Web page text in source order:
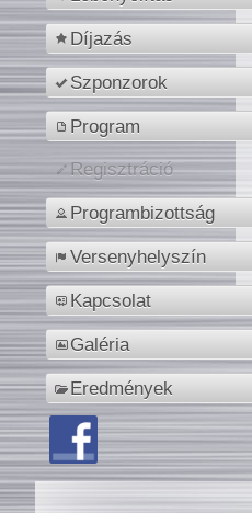
Díjazás
Szponzorok
Program
Regisztráció
Programbizottság
Versenyhelyszín
Kapcsolat
Galéria
Eredmények